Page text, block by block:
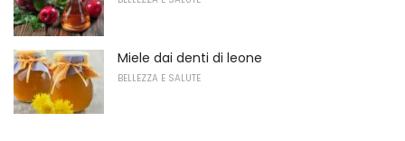
Miele dai denti di leone
BELLEZZA E SALUTE